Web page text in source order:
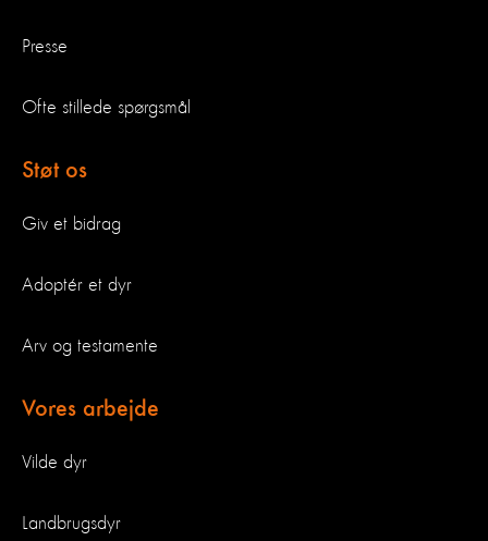
Presse
Ofte stillede spørgsmål
Støt os
Giv et bidrag
Adoptér et dyr
Arv og testamente
Vores arbejde
Vilde dyr
Landbrugsdyr